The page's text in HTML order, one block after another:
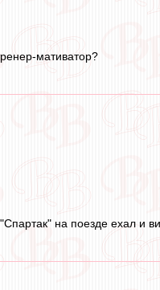
мативатор?
на поезде ехал и